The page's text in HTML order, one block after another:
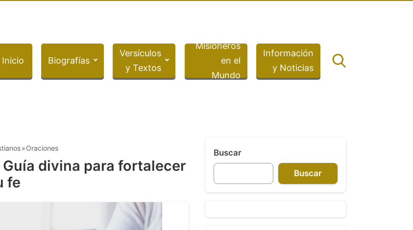
Inicio Biografías
Versículos
y Textos
Misioneros
en el
Mundo
Información
y Noticias
Oraciones
divina para fortalecer
fe
Buscar
Buscar